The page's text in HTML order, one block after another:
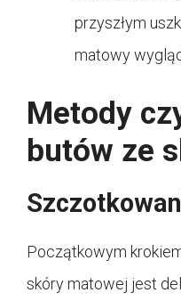
przyszłym
matowy
Metody
butów ze
Początkowym
skóry matowej jest